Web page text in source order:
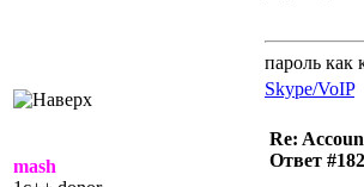
пароль как
Skype/VoIP
mash
Re:
Ответ